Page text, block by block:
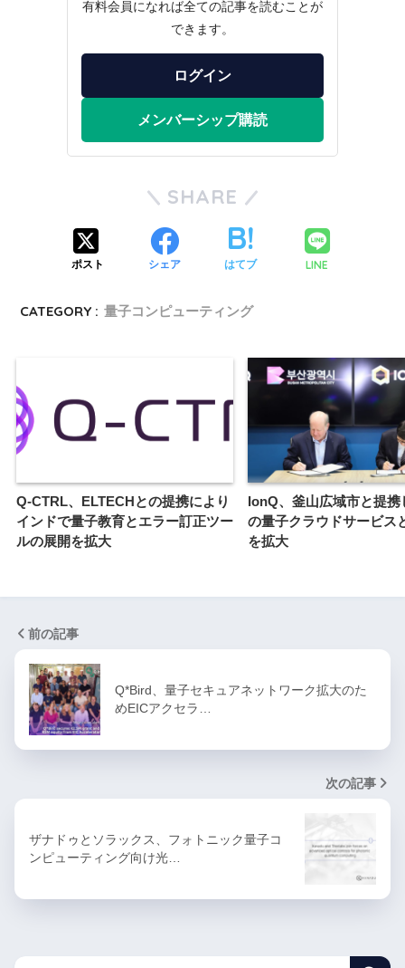
有料会員になれば全ての記事を読むことが
できます。
ログイン
メンバーシップ購読
SHARE
ポスト シェア はてブ LINE
CATEGORY : 量子コンピューティング
Q-CTRL、ELTECHとの提携により
インドで量子教育とエラー訂正ツー
ルの展開を拡大
IonQ、釜山広域市と提携
の量子クラウドサービス
を拡大
前の記事
Q*Bird、量子セキュアネットワーク拡大のた
めEICアクセラ…
次の記事
ザナドゥとソラックス、フォトニック量子コ
ンピューティング向け光…